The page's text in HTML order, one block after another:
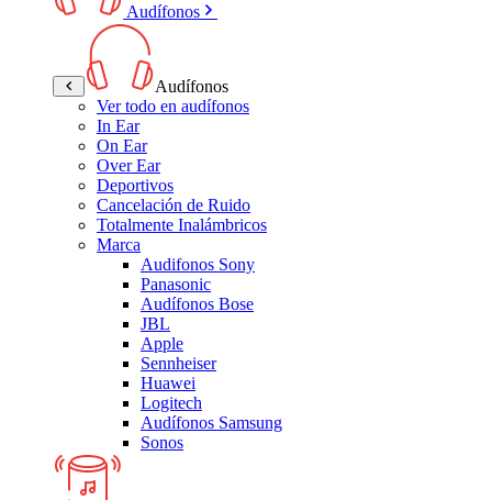
Audífonos
Audífonos
Ver todo en audífonos
In Ear
On Ear
Over Ear
Deportivos
Cancelación de Ruido
Totalmente Inalámbricos
Marca
Audifonos Sony
Panasonic
Audífonos Bose
JBL
Apple
Sennheiser
Huawei
Logitech
Audífonos Samsung
Sonos